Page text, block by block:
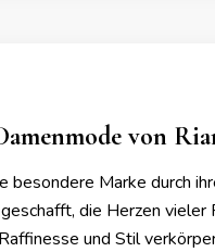
von
Marke durch
die Herzen vieler
und Stil